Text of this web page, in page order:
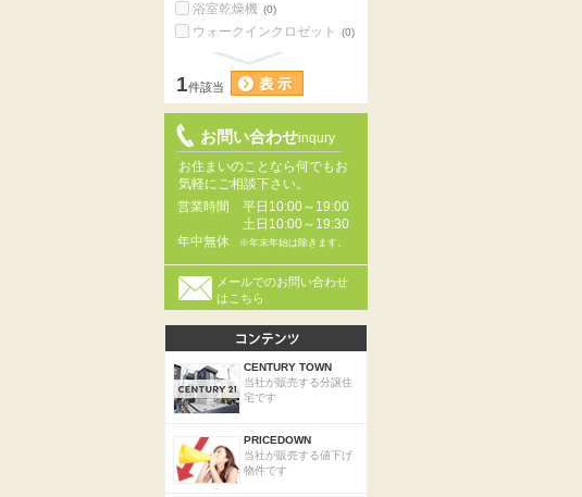
浴室乾燥機 (0)
ウォークインクロゼット (0)
1件該当
お問い合わせinqury
お住まいのことなら何でもお
気軽にご相談下さい。
営業時間
平日10:00～19:00
土日10:00～19:30
年中無休
※年末年始は除きます。
メールでのお問い合わせ
はこちら
CENTURY TOWN
当社が販売する分譲住
宅です
PRICEDOWN
当社が販売する値下げ
物件です